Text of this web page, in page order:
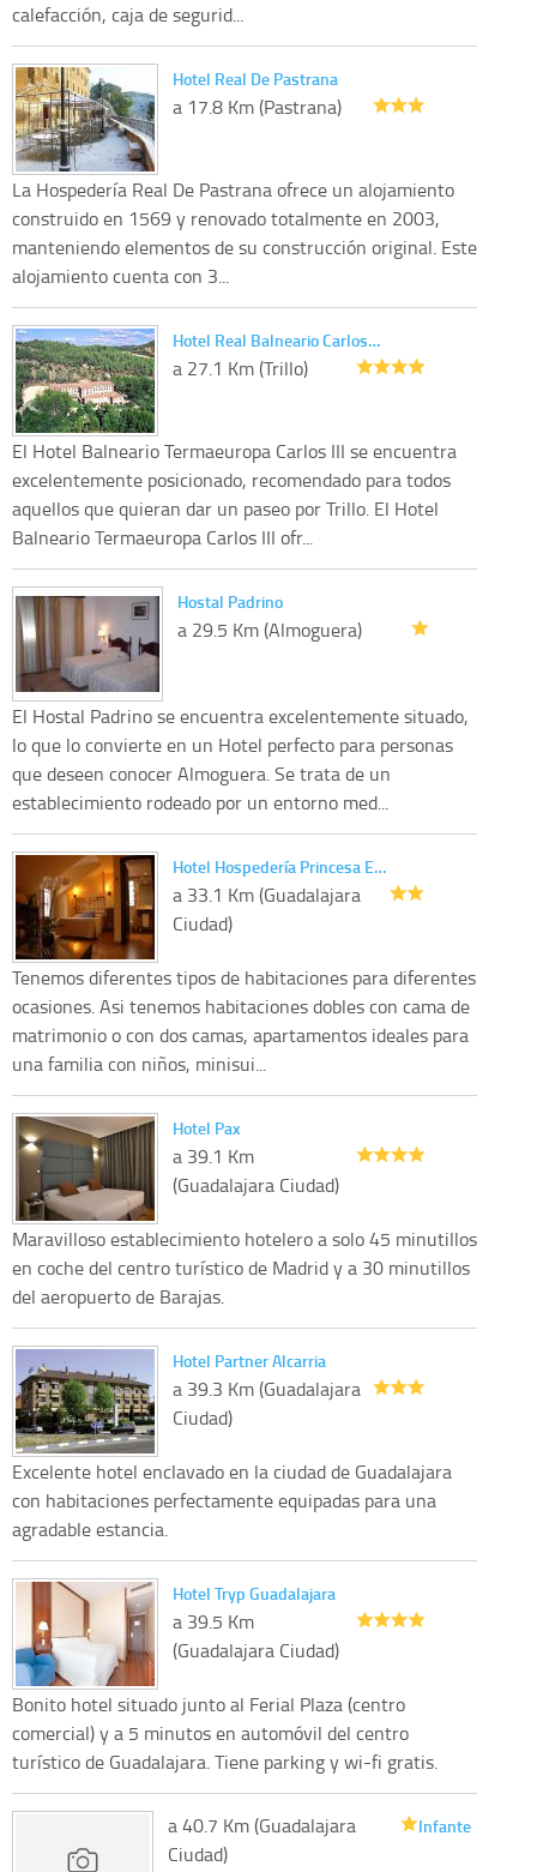
calefacción, caja de segurid...
Hotel Real De Pastrana
a 17.8 Km (Pastrana)
La Hospedería Real De Pastrana ofrece un alojamiento
construido en 1569 y renovado totalmente en 2003,
manteniendo elementos de su construcción original. Este
alojamiento cuenta con 3...
Hotel Real Balneario Carlos…
a 27.1 Km (Trillo)
El Hotel Balneario Termaeuropa Carlos III se encuentra
excelentemente posicionado, recomendado para todos
aquellos que quieran dar un paseo por Trillo. El Hotel
Balneario Termaeuropa Carlos III ofr...
Hostal Padrino
a 29.5 Km (Almoguera)
El Hostal Padrino se encuentra excelentemente situado,
lo que lo convierte en un Hotel perfecto para personas
que deseen conocer Almoguera. Se trata de un
establecimiento rodeado por un entorno med...
Hotel Hospedería Princesa E…
a 33.1 Km (Guadalajara
Ciudad)
Tenemos diferentes tipos de habitaciones para diferentes
ocasiones. Asi tenemos habitaciones dobles con cama de
matrimonio o con dos camas, apartamentos ideales para
una familia con niños, minisui...
Hotel Pax
a 39.1 Km
(Guadalajara Ciudad)
Maravilloso establecimiento hotelero a solo 45 minutillos
en coche del centro turístico de Madrid y a 30 minutillos
del aeropuerto de Barajas.
Hotel Partner Alcarria
a 39.3 Km (Guadalajara
Ciudad)
Excelente hotel enclavado en la ciudad de Guadalajara
con habitaciones perfectamente equipadas para una
agradable estancia.
Hotel Tryp Guadalajara
a 39.5 Km
(Guadalajara Ciudad)
Bonito hotel situado junto al Ferial Plaza (centro
comercial) y a 5 minutos en automóvil del centro
turístico de Guadalajara. Tiene parking y wi-fi gratis.
Infante
a 40.7 Km (Guadalajara
Ciudad)